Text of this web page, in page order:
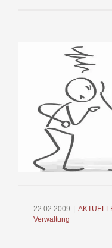
22.02.2009 |
Verwaltung